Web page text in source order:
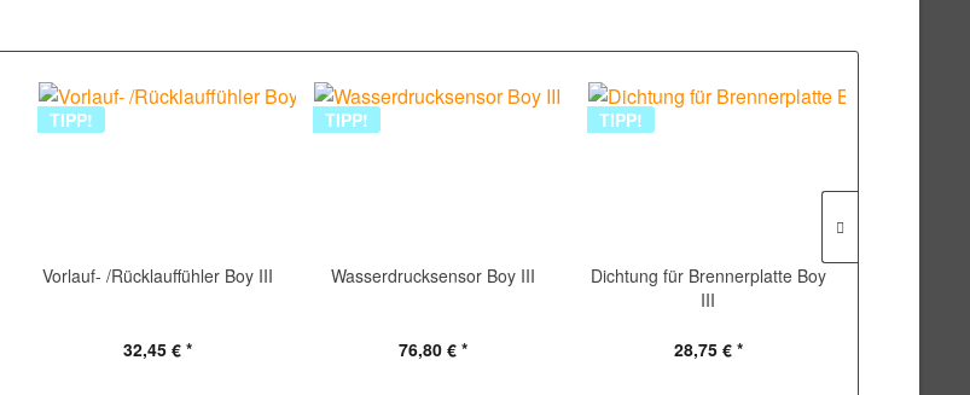
TIPP!
Vorlauf- /Rücklauffühler Boy III
32,45 € *
TIPP!
Wasserdrucksensor Boy III
76,80 € *
TIPP!
Dichtung für Brennerplatte Boy
III
28,75 € *